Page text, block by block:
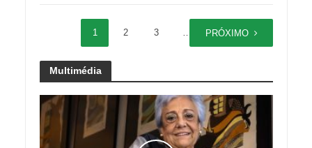
1 2 3 … 5
PRÓXIMO
Multimédia